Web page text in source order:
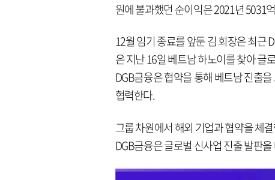
원에 불과했던 순이익은 2021년 5031
12월 임기 종료를 앞둔 김 회장은 최근
은 지난 16일 베트남 하노이를 찾아 글
DGB금융은 협약을 통해 베트남 진출
협력한다.
그룹 차원에서 해외 기업과 협약을 체
DGB금융은 글로벌 신사업 진출 발판